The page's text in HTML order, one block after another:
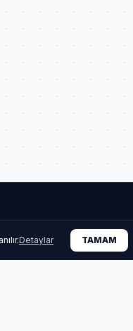
satış platformu.
Detaylar TAMAM